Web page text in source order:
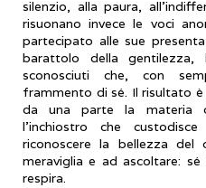
silenzio, alla paura,
risuonano invece le voci
partecipato alle sue
barattolo della
sconosciuti che, con
frammento di sé. Il risultato
da una parte la materia
l’inchiostro che
riconoscere la bellezza del
meraviglia e ad ascoltare:
respira.